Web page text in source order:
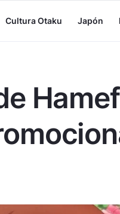
Cultura Otaku Japón